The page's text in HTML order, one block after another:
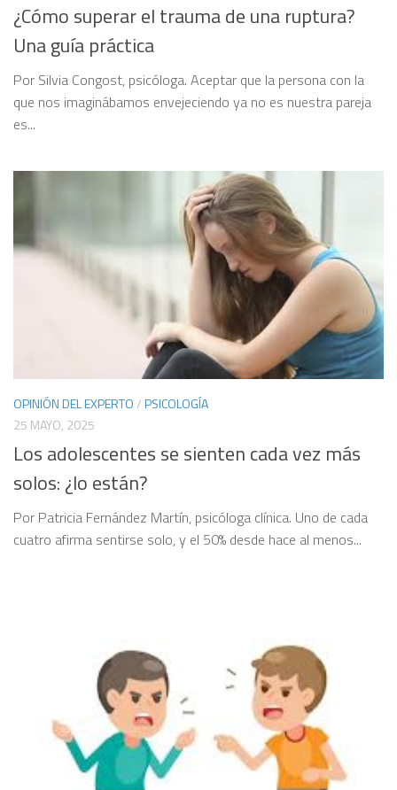
¿Cómo superar el trauma de una ruptura?
Una guía práctica
Por Silvia Congost, psicóloga. Aceptar que la persona con la
que nos imaginábamos envejeciendo ya no es nuestra pareja
es...
OPINIÓN DEL EXPERTO/PSICOLOGÍA
25 MAYO, 2025
Los adolescentes se sienten cada vez más
solos: ¿lo están?
Por Patricia Fernández Martín, psicóloga clínica. Uno de cada
cuatro afirma sentirse solo, y el 50% desde hace al menos...